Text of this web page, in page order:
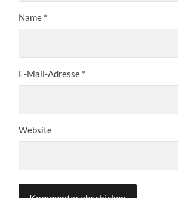
Name *
E-Mail-Adresse *
Website